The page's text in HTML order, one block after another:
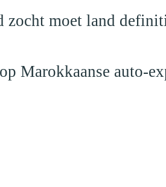
zocht moet land
Marokkaanse auto-